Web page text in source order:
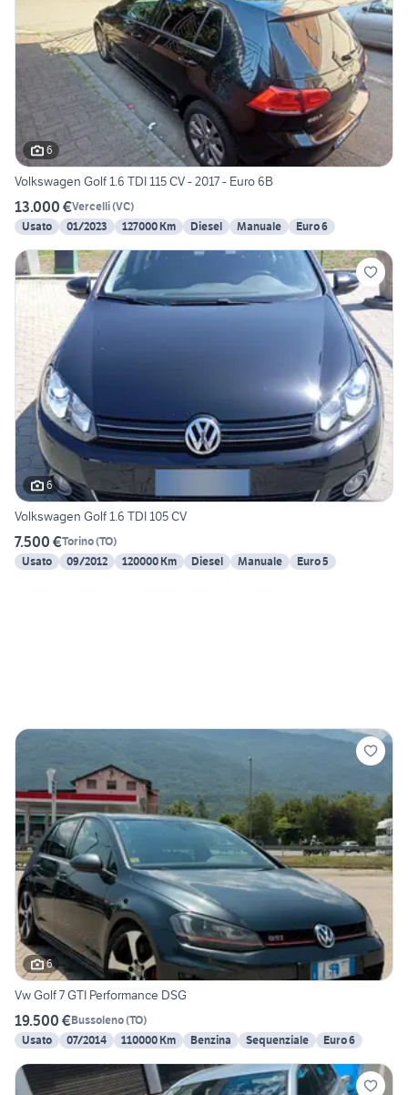
6
Volkswagen Golf 1.6 TDI 115 CV - 2017 - Euro 6B
13.000 €Vercelli(VC)
Usato
01/2023 127000 Km Diesel Manuale Euro 6
6
Volkswagen Golf 1.6 TDI 105 CV
7.500 €Torino(TO)
Usato
09/2012 120000 Km Diesel Manuale Euro 5
6
Vw Golf 7 GTI Performance DSG
19.500 €Bussoleno(TO)
Usato
07/2014 110000 Km Benzina Sequenziale Euro 6